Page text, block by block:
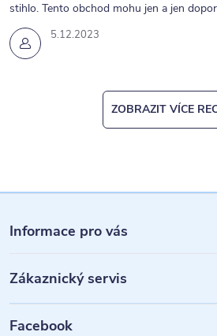
5.12.2023
stihlo. Tento obchod mohu jen a jen
ZOBRAZIT VÍCE
á
p
a
Informace pro vás
Zákaznický servis
Facebook